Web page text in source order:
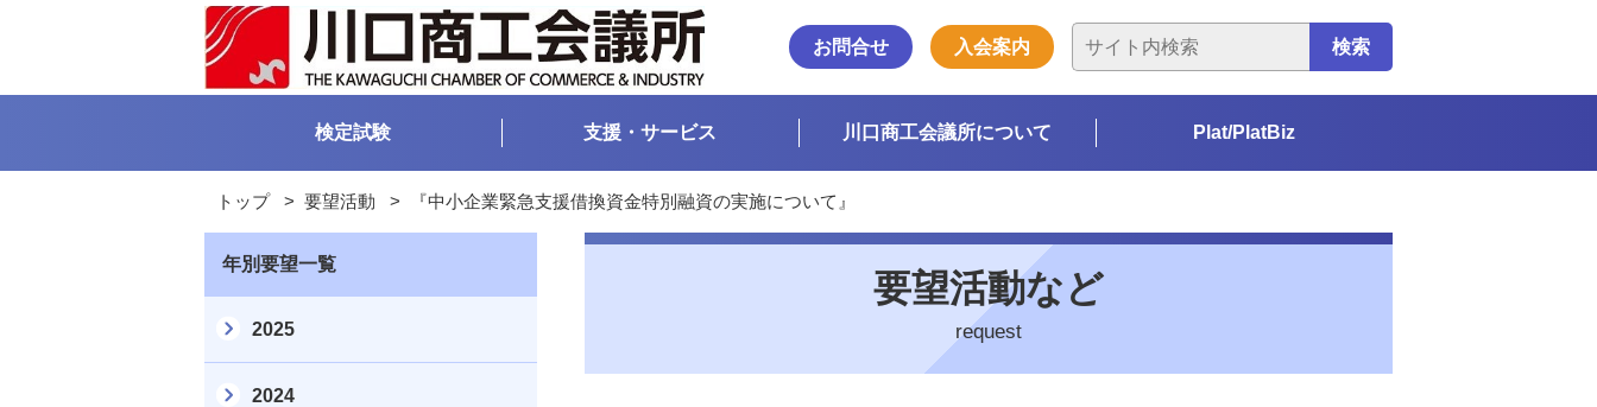
お問合せ 入会案内 検索
検定試験 支援・サービス 川口商工会議所について Plat/PlatBiz
トップ> 要望活動 > 『中小企業緊急支援借換資金特別融資の実施について』
要望活動など
request
年別要望一覧
2025
2024